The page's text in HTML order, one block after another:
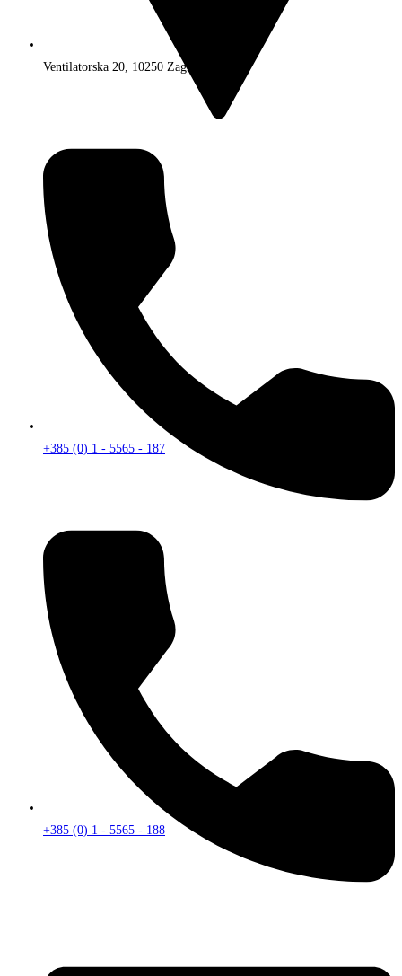
Ventilatorska 20, 10250 Zagreb
+385 (0) 1 - 5565 - 187
+385 (0) 1 - 5565 - 188